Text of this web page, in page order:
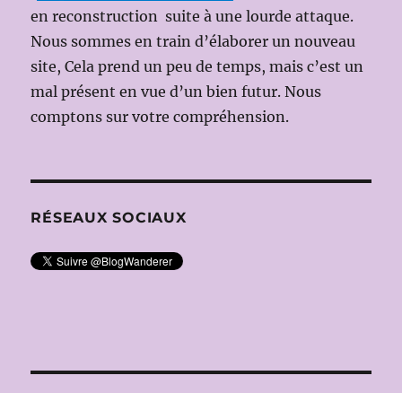
en reconstruction suite à une lourde attaque.
Nous sommes en train d’élaborer un nouveau
site, Cela prend un peu de temps, mais c’est un
mal présent en vue d’un bien futur. Nous
comptons sur votre compréhension.
RÉSEAUX SOCIAUX